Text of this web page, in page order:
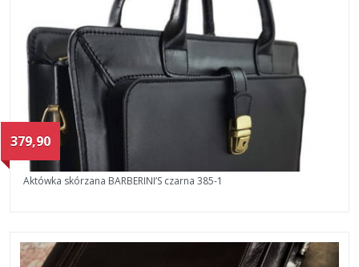
379,90
Aktówka skórzana BARBERINI’S czarna 385-1